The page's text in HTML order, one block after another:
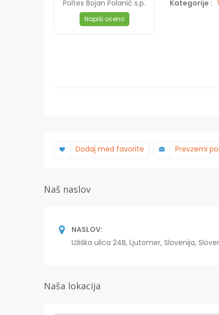
Poltes Bojan Polanič s.p.
Napiši oceno
Kategorije :
Dodaj med favorite Prevzemi
Naš naslov
NASLOV:
Užiška ulica 24B, Ljutomer, Slovenija,
Naša lokacija